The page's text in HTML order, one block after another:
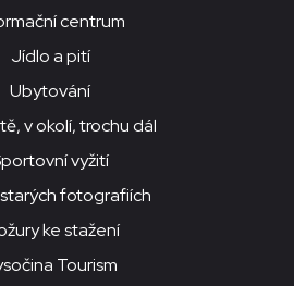
centrum
Jídlo a pití
Ubytování
v okolí, trochu dál
vyžití
fotografiích
ke stažení
Tourism